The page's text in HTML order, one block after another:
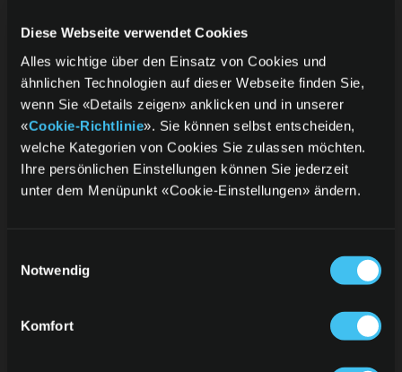
Diese Webseite verwendet Cookies
Alles wichtige über den Einsatz von Cookies und
ähnlichen Technologien auf dieser Webseite finden Sie,
wenn Sie «Details zeigen» anklicken und in unserer
«Cookie-Richtlinie». Sie können selbst entscheiden,
welche Kategorien von Cookies Sie zulassen möchten.
Ihre persönlichen Einstellungen können Sie jederzeit
unter dem Menüpunkt «Cookie-Einstellungen» ändern.
Notwendig
Komfort
Manor Wunschgutschein